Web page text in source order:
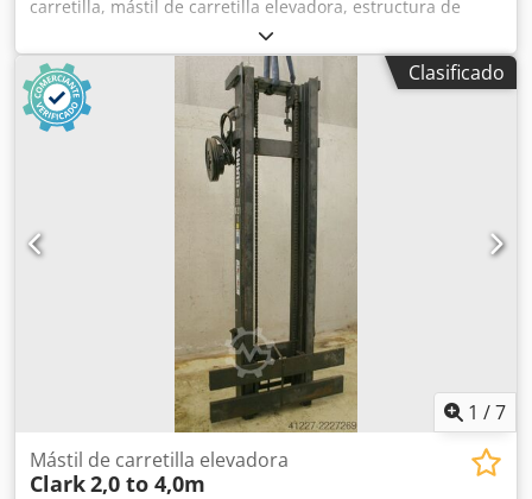
carretilla, mástil de carretilla elevadora, estructura de
elevación, carretilla trasera, mástil triplex Dkedpfewradajx
Abksr - Fabricante: Linde, mástil triplex procedente de
carretilla elevadora eléctrica tipo E20 - Capacidad de
carga: 2000 kg - Acople/dimensiones: ver fotos / plano
técnico - Dimensiones: 2530/1150/H415 mm - Peso: 1070 kg
Clasificado
1 /7
Mástil de carretilla elevadora
Clark2,0 to 4,0m